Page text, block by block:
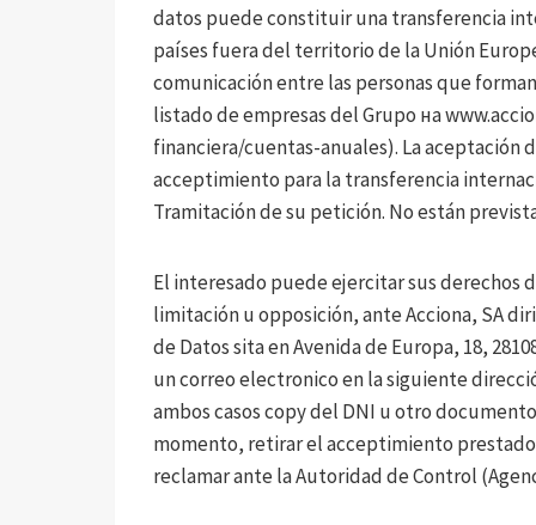
datos puede constituir una transferencia
países fuera del territorio de la Unión
comunicación entre las personas que
listado de empresas del Grupo на
financiera/cuentas-anuales). La aceptación
acceptimiento para la transferencia
Tramitación de su petición. No están
El interesado puede ejercitar sus derechos
limitación u opposición, ante Acciona, SA
de Datos sita en Avenida de Europa, 18,
un correo electronico en la siguiente
ambos casos copy del DNI u otro
momento, retirar el acceptimiento
reclamar ante la Autoridad de Control